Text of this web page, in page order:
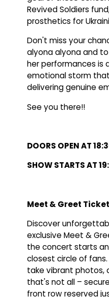
Revived Soldiers
prosthetics for
Don't miss your
alyona alyona and to
her performances is
emotional storm
delivering genuine
See you there!!
DOORS OPEN AT
SHOW STARTS AT
Meet & Greet
Discover
exclusive Meet &
the concert starts
closest circle of
take vibrant photos,
that's not all –
front row reserved